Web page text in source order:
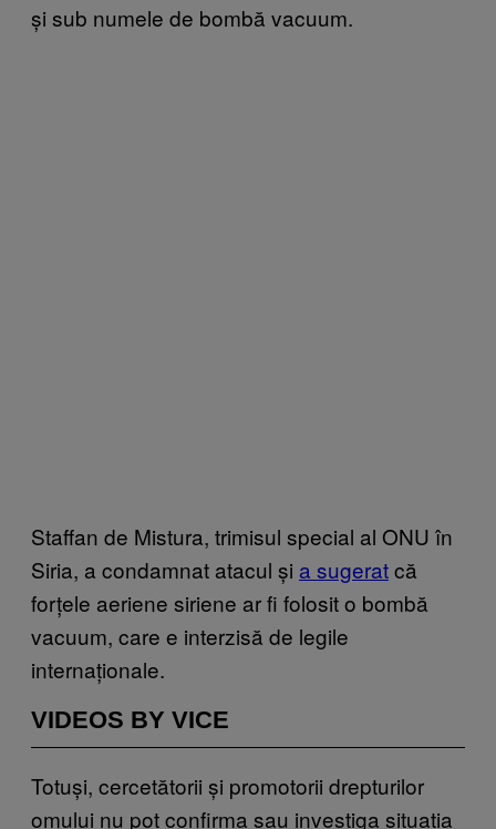
și sub numele de bombă vacuum.
Staffan de Mistura, trimisul special al ONU în
Siria, a condamnat atacul și a sugeratcă
forțele aeriene siriene ar fi folosit o bombă
vacuum, care e interzisă de legile
internaționale.
VIDEOS BY VICE
Totuși, cercetătorii și promotorii drepturilor
omului nu pot confirma sau investiga situația